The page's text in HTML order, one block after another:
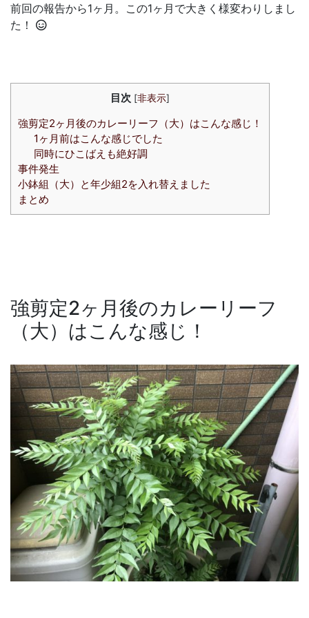
前回の報告から1ヶ月。この1ヶ月で大きく様変わりしまし
た！
目次 [非表示]
強剪定2ヶ月後のカレーリーフ（大）はこんな感じ！
1ヶ月前はこんな感じでした
同時にひこばえも絶好調
事件発生
小鉢組（大）と年少組2を入れ替えました
まとめ
強剪定2ヶ月後のカレーリーフ
（大）はこんな感じ！